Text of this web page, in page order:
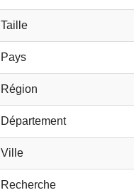
Taille
Pays
Région
Département
Ville
Recherche